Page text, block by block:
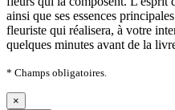
ainsi que ses essences
fleuriste qui réalisera, à votre
quelques minutes avant de la
* Champs obligatoires.
×